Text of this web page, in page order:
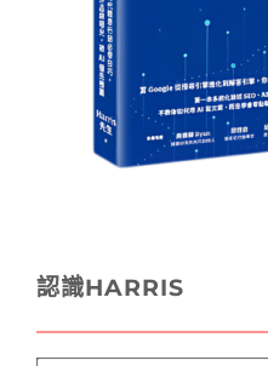
認識HARRIS